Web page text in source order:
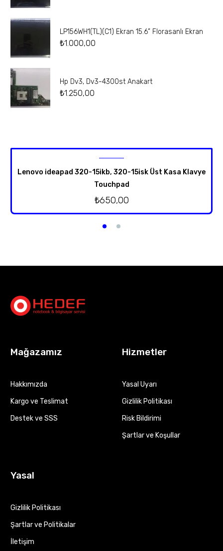
LP156WH1(TL)(C1) Ekran 15.6” Florasanlı Ekran
₺1.000,00
Hp Dv3, Dv3-4300st Anakart
₺1.250,00
Lenovo ideapad 320-15ikb, 320-15isk Üst Kasa Klavye
Touchpad
₺650,00
Mağazamız
Hakkımızda
Kargo ve Teslimat
Destek ve SSS
Hizmetler
Yasal Uyarı
Gizlilik Politikası
Risk Bildirimi
Şartlar ve Koşullar
Yasal
Gizlilik Politikası
Şartlar ve Politikalar
İletişim